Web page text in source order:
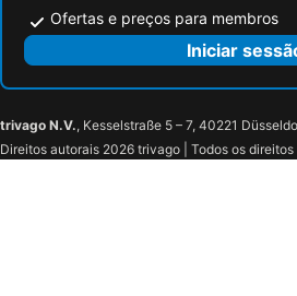
Ofertas e preços para membros
Iniciar
trivago N.V., Kesselstraße 5 – 7, 40221
Direitos autorais 2026 trivago | Todos os direitos